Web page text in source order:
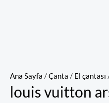
Ana Sayfa /Çanta / El çantası
louis vuitton